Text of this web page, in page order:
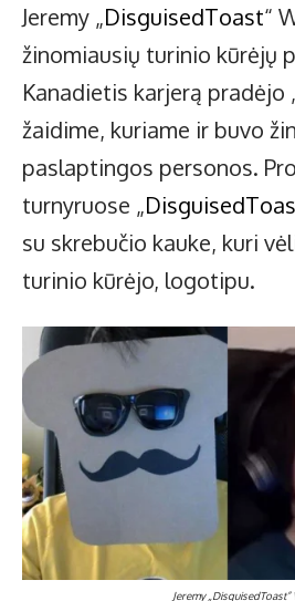
Jeremy „DisguisedToast“
žinomiausių turinio kūrėjų
Kanadietis karjerą pradėjo
žaidime, kuriame ir buvo
paslaptingos personos.
turnyruose „
su skrebučio kauke, kuri
turinio kūrėjo, logotipu.
Jeremy